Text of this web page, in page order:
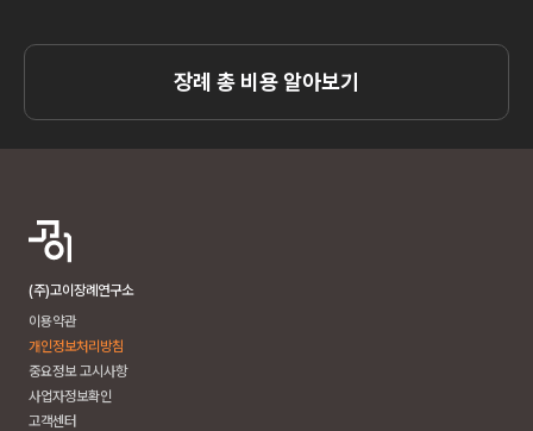
장례 총 비용 알아보기
(주)고이장례연구소
이용약관
개인정보처리방침
중요정보 고시사항
사업자정보확인
고객센터